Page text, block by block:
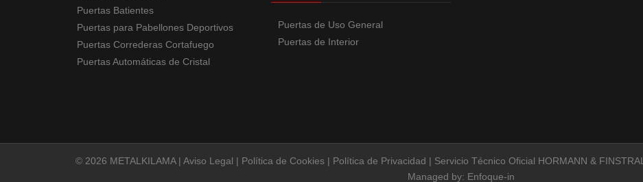
Puertas Batientes
Puertas para Pabellones Deportivos
Puertas Correderas Cortafuego
Puertas Automáticas de Cristal
Puertas de Uso General
Puertas de Interior
© 2026 METALKILAMA | Aviso Legal | Política de Cookies| Política de Privacidad | Servicio Técnico Oficial HORMANN & FINSTRAL
Managed by: Enfoque-in